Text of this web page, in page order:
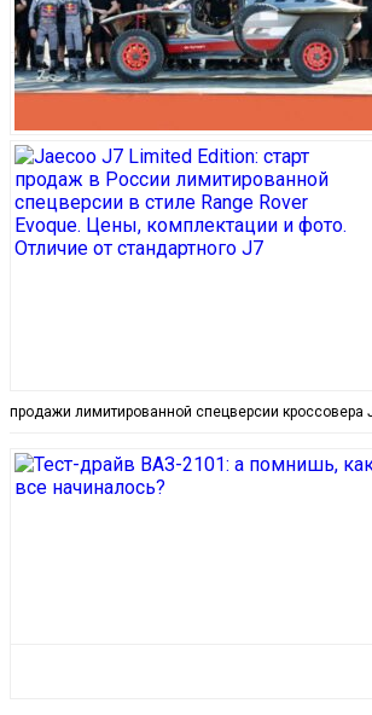
продажи лимитированной спецверсии кроссовера